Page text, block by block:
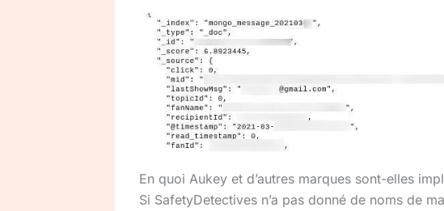
En quoi Aukey et d’autres marques sont-elles
Si SafetyDetectives n’a pas donné de noms de